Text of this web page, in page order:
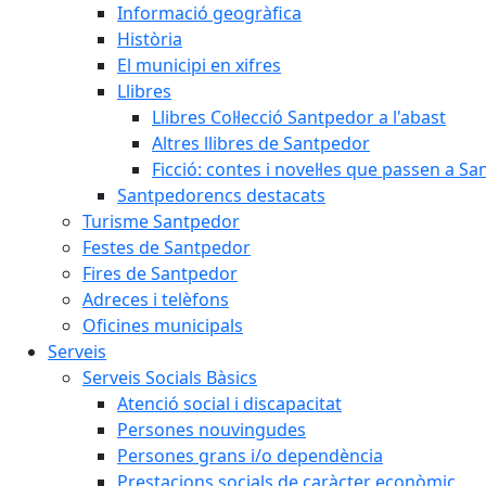
Informació geogràfica
Història
El municipi en xifres
Llibres
Llibres Col·lecció Santpedor a l'abast
Altres llibres de Santpedor
Ficció: contes i novel·les que passen a
Santpedorencs destacats
Turisme Santpedor
Festes de Santpedor
Fires de Santpedor
Adreces i telèfons
Oficines municipals
Serveis
Serveis Socials Bàsics
Atenció social i discapacitat
Persones nouvingudes
Persones grans i/o dependència